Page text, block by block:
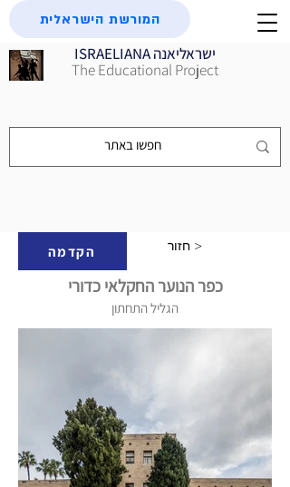
ISRAELIANA ישראליאנה
The Educational Project
המורשת הישראלית
הקדמה חזור >
כפר הנוער החקלאי כדורי
הגליל התחתון